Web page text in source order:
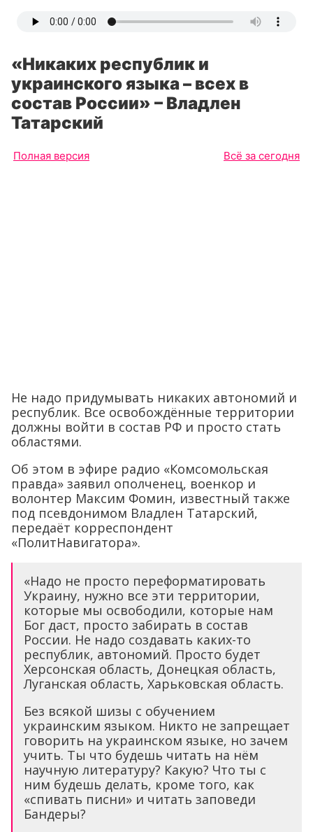
«Никаких республик и
украинского языка – всех в
состав России» – Владлен
Татарский
Полная версия Всё за сегодня
Не надо придумывать никаких автономий и
республик. Все освобождённые территории
должны войти в состав РФ и просто стать
областями.
Об этом в эфире радио «Комсомольская
правда» заявил ополченец, военкор и
волонтер Максим Фомин, известный также
под псевдонимом Владлен Татарский,
передаёт корреспондент
«ПолитНавигатора».
«Надо не просто переформатировать
Украину, нужно все эти территории,
которые мы освободили, которые нам
Бог даст, просто забирать в состав
России. Не надо создавать каких-то
республик, автономий. Просто будет
Херсонская область, Донецкая область,
Луганская область, Харьковская область.
Без всякой шизы с обучением
украинским языком. Никто не запрещает
говорить на украинском языке, но зачем
учить. Ты что будешь читать на нём
научную литературу? Какую? Что ты с
ним будешь делать, кроме того, как
«спивать писни» и читать заповеди
Бандеры?